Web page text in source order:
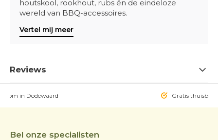
houtskool, rookhout, rubs én de eindeloze
wereld van BBQ-accessoires.
Vertel mij meer
Reviews
in Dodewaard Gratis
Bel onze specialisten